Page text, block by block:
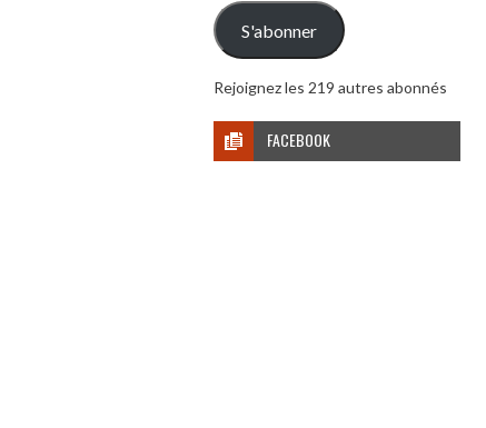
mail
S'abonner
Rejoignez les 219 autres abonnés
FACEBOOK